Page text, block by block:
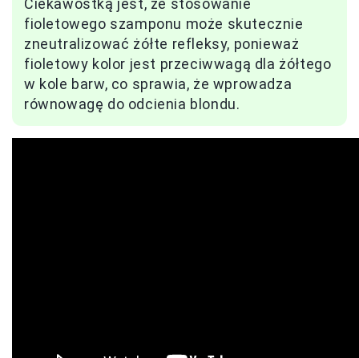
Ciekawostką jest, że stosowanie
fioletowego szamponu może skutecznie
zneutralizować żółte refleksy, ponieważ
fioletowy kolor jest przeciwwagą dla żółtego
w kole barw, co sprawia, że wprowadza
równowagę do odcienia blondu.